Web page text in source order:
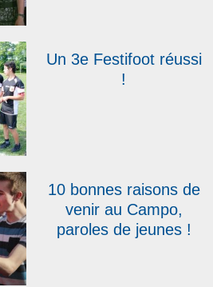
Un 3e Festifoot réussi
!
10 bonnes raisons de
venir au Campo,
paroles de jeunes !